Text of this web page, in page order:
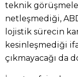
teknik
netleşmediği,
lojistik sürecin
kesinleşmediği
çıkmayacağı da